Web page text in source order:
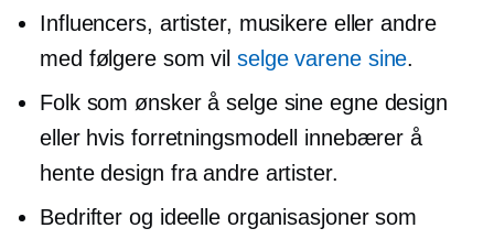
Influencers, artister, musikere eller andre
med følgere som vil selge varene sine.
Folk som ønsker å selge sine egne design
eller hvis forretningsmodell innebærer å
hente design fra andre artister.
Bedrifter og ideelle organisasjoner som